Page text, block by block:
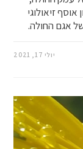
זיאולוגי
של אגם החולה.
יולי 17, 2021